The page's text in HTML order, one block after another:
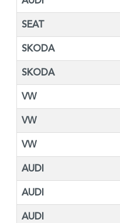
SEAT
SKODA
SKODA
VW
VW
VW
AUDI
AUDI
AUDI